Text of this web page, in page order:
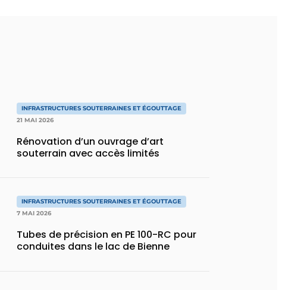
INFRASTRUCTURES SOUTERRAINES ET ÉGOUTTAGE
21 MAI 2026
Rénovation d’un ouvrage d’art
souterrain avec accès limités
INFRASTRUCTURES SOUTERRAINES ET ÉGOUTTAGE
7 MAI 2026
Tubes de précision en PE 100-RC pour
conduites dans le lac de Bienne